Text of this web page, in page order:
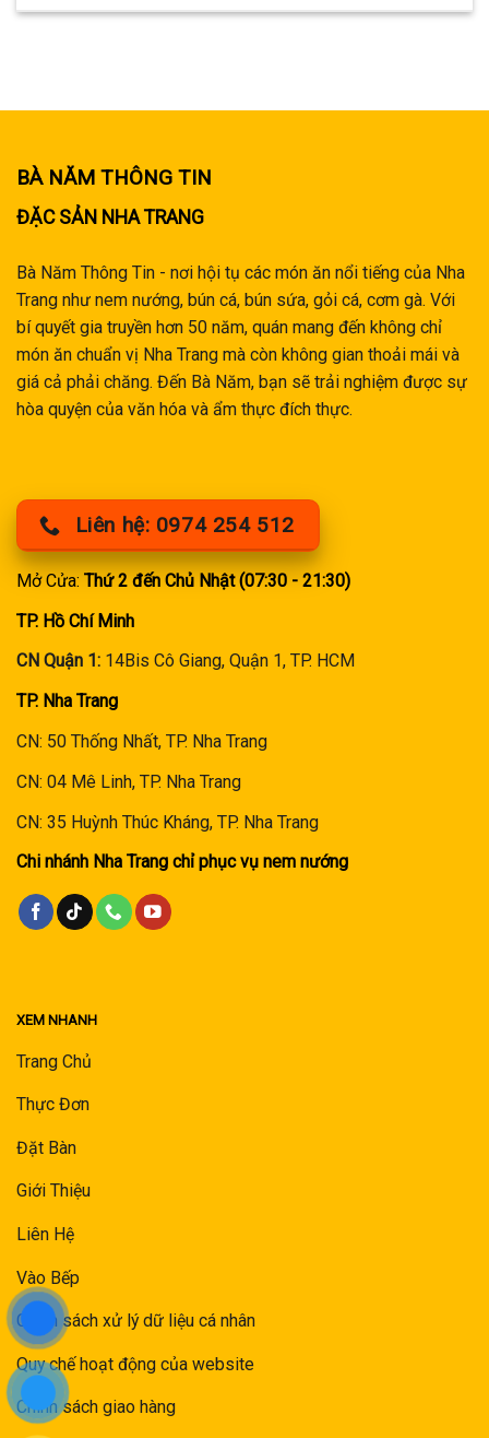
BÀ NĂM THÔNG TIN
ĐẶC SẢN NHA TRANG
Bà Năm Thông Tin - nơi hội tụ các món ăn nổi tiếng của Nha
Trang như nem nướng, bún cá, bún sứa, gỏi cá, cơm gà. Với
bí quyết gia truyền hơn 50 năm, quán mang đến không chỉ
món ăn chuẩn vị Nha Trang mà còn không gian thoải mái và
giá cả phải chăng. Đến Bà Năm, bạn sẽ trải nghiệm được sự
hòa quyện của văn hóa và ẩm thực đích thực.
Liên hệ: 0974 254 512
Mở Cửa: Thứ 2 đến Chủ Nhật (07:30 - 21:30)
TP. Hồ Chí Minh
CN Quận 1: 14Bis Cô Giang, Quận 1, TP. HCM
TP. Nha Trang
CN: 50 Thống Nhất, TP. Nha Trang
CN: 04 Mê Linh, TP. Nha Trang
CN: 35 Huỳnh Thúc Kháng, TP. Nha Trang
Chi nhánh Nha Trang chỉ phục vụ nem nướng
XEM NHANH
Trang Chủ
Thực Đơn
Đặt Bàn
Giới Thiệu
Liên Hệ
Vào Bếp
Chính sách xử lý dữ liệu cá nhân
Quy chế hoạt động của website
Chính sách giao hàng